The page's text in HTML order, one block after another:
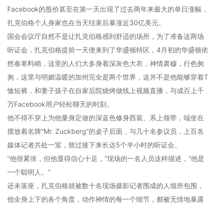
Facebook的股价甚至在第一天出现了过去两年来最大的单日涨幅，
扎克伯格个人身家也在当天结束后暴涨近30亿美元。
国会会议厅自然不是让扎克伯格感到舒适的场所，为了准备这两场
听证会，扎克伯格提前一天便来到了华盛顿特区，4月初的华盛顿依
然春寒料峭，这里的人们大多身着深灰色大衣，神情肃穆，行色匆
匆，这里与明媚温暖的加州完全是两个世界，这并不是他能够穿着T
恤短裤，和妻子孩子在自家后院烧烤做线上视频直播，与成百上千
万Facebook用户轻松聊天的时刻。
他不得不穿上为他量身定做的深蓝色修身西装、系上领带，端坐在
摆放着名牌“Mr. Zuckberg”的桌子后面，与几十名参议员，上百名
媒体记者共处一室，熬过接下来长达5个半小时的听证会。
“他很紧张，但他显得信心十足，”现场的一名人员这样描述，“他是
一个聪明人。”
还未落座，扎克伯格就被数十名现场摄影记者围成的人墙所包围，
他全身上下的各个角度，动作神情的每一个细节，都被无情地暴露